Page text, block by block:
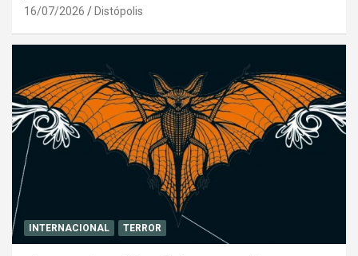
16/07/2026 Distópolis
INTERNACIONAL TERROR